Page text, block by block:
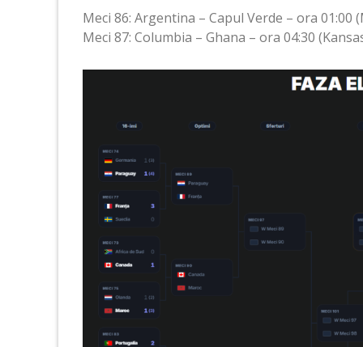
Meci 86: Argentina – Capul Verde – ora 01:00
Meci 87: Columbia – Ghana – ora 04:30